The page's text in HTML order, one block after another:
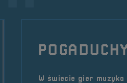
W świecie gier